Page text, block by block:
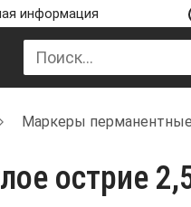
информация
Маркеры перманентные
острие